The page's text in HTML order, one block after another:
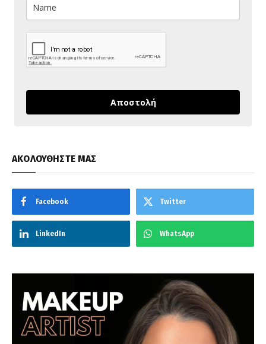
Αποστολή
ΑΚΟΛΟΥΘΗΣΤΕ ΜΑΣ
Facebook Twitter
LinkedIn WhatsApp